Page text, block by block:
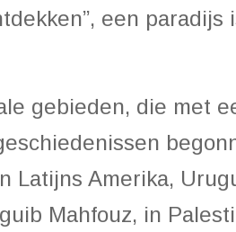
een paradijs
gebieden, die met
Latijns Amerika,
Mahfouz, in